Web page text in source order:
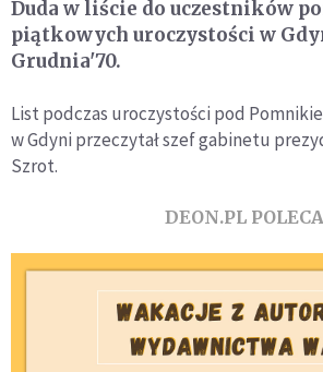
Duda w liście do uczestników
piątkowych uroczystości w
Grudnia'70.
List podczas uroczystości pod
w Gdyni przeczytał szef gabinetu
Szrot.
DEON.PL POLECA